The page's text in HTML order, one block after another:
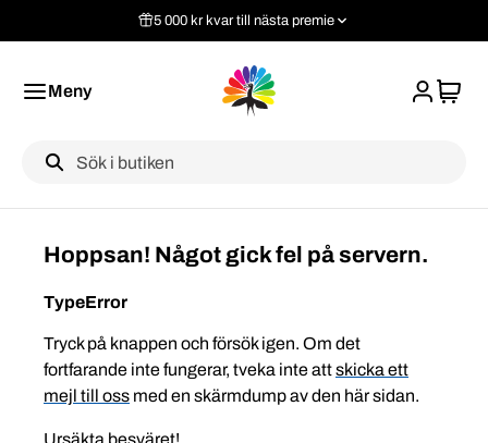
5 000 kr kvar till nästa premie
Meny
Label
Hoppsan! Något gick fel på servern.
TypeError
Tryck på knappen och försök igen. Om det
fortfarande inte fungerar, tveka inte attskicka ett
mejl till oss med en skärmdump av den här sidan.
Ursäkta besväret!